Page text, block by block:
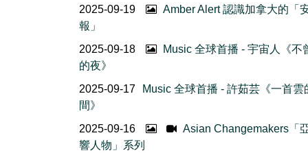
2025-09-19
Amber Alert 認識加拿大的「
報」
2025-09-18
Music 全球首播 - 宇宙人《不
的夜》
2025-09-17
Music 全球首播 - 許茹芸《一首雲
間》
2025-09-16
Asian Changemakers「
響人物」系列